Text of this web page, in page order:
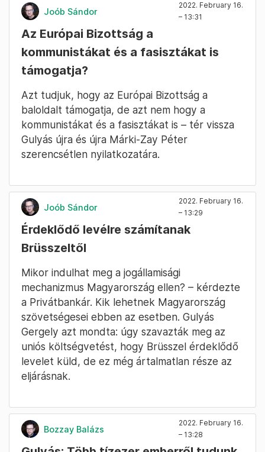
Joób Sándor
2022. February 16.
– 13:31
Az Európai Bizottság a
kommunistákat és a fasisztákat is
támogatja?
Azt tudjuk, hogy az Európai Bizottság a
baloldalt támogatja, de azt nem hogy a
kommunistákat és a fasisztákat is – tér vissza
Gulyás újra és újra Márki-Zay Péter
szerencsétlen nyilatkozatára.
Joób Sándor
2022. February 16.
– 13:29
Érdeklődő levélre számítanak
Brüsszeltől
Mikor indulhat meg a jogállamisági
mechanizmus Magyarország ellen? – kérdezte
a Privátbankár. Kik lehetnek Magyarország
szövetségesei ebben az esetben. Gulyás
Gergely azt mondta: úgy szavazták meg az
uniós költségvetést, hogy Brüsszel érdeklődő
levelet küld, de ez még ártalmatlan része az
eljárásnak.
Bozzay Balázs
2022. February 16.
– 13:28